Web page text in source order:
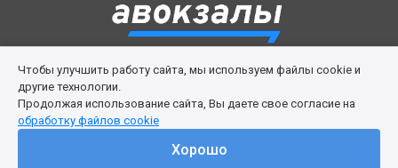
Правила сервиса Политика cookies
Личный кабинет Возврат билета Поддержка
© 2016-2026 ООО «Изи Вей»
Чтобы улучшить работу сайта, мы используем файлы cookie и
другие технологии.
Продолжая использование сайта, Вы даете свое согласие на
обработку файлов cookie
Хорошо